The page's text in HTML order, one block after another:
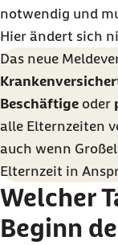
notwendig und
Hier ändert sich
Das neue
Beschäftige oder
alle Elternzeiten
auch wenn
Elternzeit in
Welcher
Beginn